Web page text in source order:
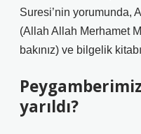
Suresi’nin yorumunda,
(Allah Allah Merhamet
bakınız) ve bilgelik
yarıldı?